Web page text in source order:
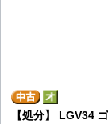
【処分】 LGV34